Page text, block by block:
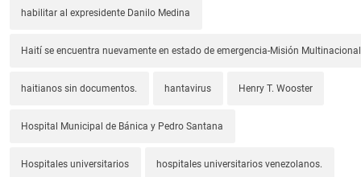
habilitar al expresidente Danilo Medina
Haití se encuentra nuevamente en estado de emergencia-Misión
haitianos sin documentos. hantavirus Henry T. Wooster
Hospital Municipal de Bánica y Pedro Santana
Hospitales universitarios hospitales universitarios venezolanos.